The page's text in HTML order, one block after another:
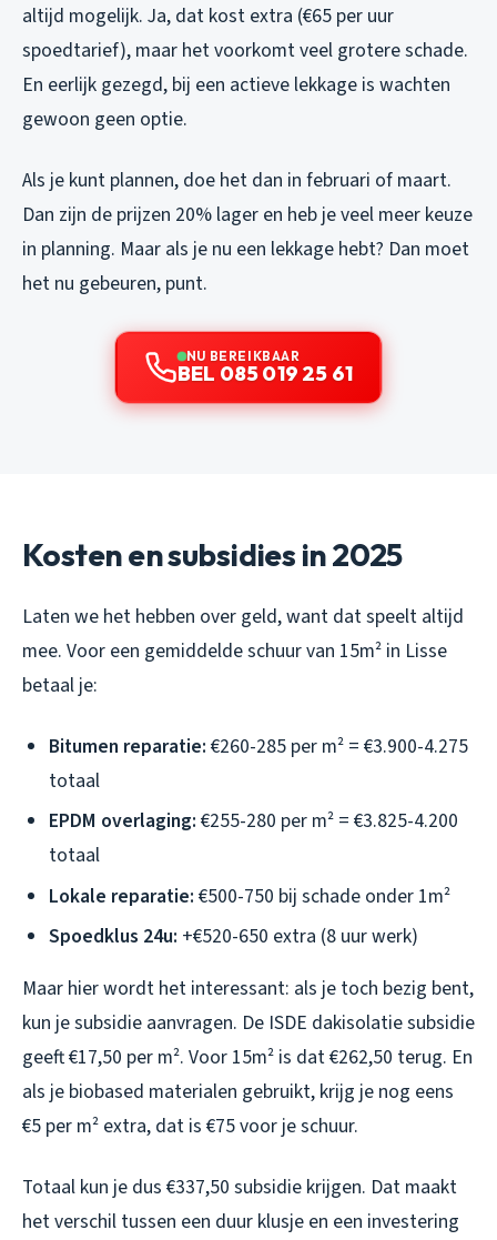
altijd mogelijk. Ja, dat kost extra (€65 per uur
spoedtarief), maar het voorkomt veel grotere schade.
En eerlijk gezegd, bij een actieve lekkage is wachten
gewoon geen optie.
Als je kunt plannen, doe het dan in februari of maart.
Dan zijn de prijzen 20% lager en heb je veel meer keuze
in planning. Maar als je nu een lekkage hebt? Dan moet
het nu gebeuren, punt.
NU BEREIKBAAR
BEL 085 019 25 61
Kosten en subsidies in 2025
Laten we het hebben over geld, want dat speelt altijd
mee. Voor een gemiddelde schuur van 15m² in Lisse
betaal je:
Bitumen reparatie: €260-285 per m² = €3.900-4.275
totaal
EPDM overlaging: €255-280 per m² = €3.825-4.200
totaal
Lokale reparatie: €500-750 bij schade onder 1m²
Spoedklus 24u: +€520-650 extra (8 uur werk)
Maar hier wordt het interessant: als je toch bezig bent,
kun je subsidie aanvragen. De ISDE dakisolatie subsidie
geeft €17,50 per m². Voor 15m² is dat €262,50 terug. En
als je biobased materialen gebruikt, krijg je nog eens
€5 per m² extra, dat is €75 voor je schuur.
Totaal kun je dus €337,50 subsidie krijgen. Dat maakt
het verschil tussen een duur klusje en een investering